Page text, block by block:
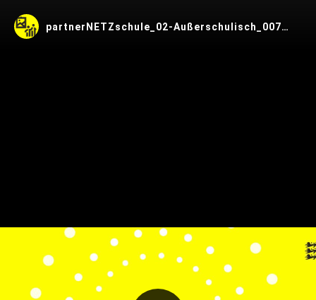
partnerNETZschule_02-Außerschulisch_007_251111